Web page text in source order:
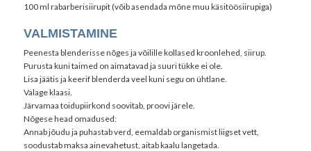
100 ml rabarberisiirupit (võib asendada mõne muu käsitöösiirupiga)
VALMISTAMINE
Peenesta blenderisse nõges ja võilille kollased kroonlehed, siirup.
Purusta kuni taimed on aimatavad ja suuri tükke ei ole.
Lisa jäätis ja keerif blenderda veel kuni segu on ühtlane.
Valage klaasi.
Järvamaa toidupiirkond soovitab, proovi järele.
Nõgese head omadused:
Annab jõudu ja puhastab verd, eemaldab organismist liigset vett,
soodustab maksa ainevahetust, aitab kaalu langetada.